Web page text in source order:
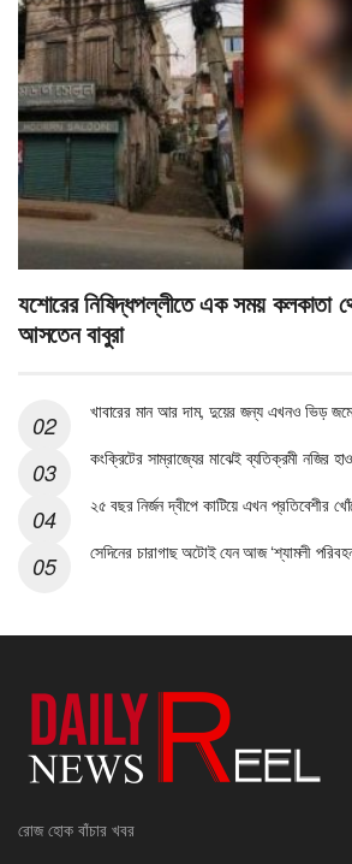
যশোরের নিষিদ্ধপল্লীতে এক সময় কলকাতা
আসতেন বাবুরা
খাবারের মান আর দাম, দুয়ের জন্য এখনও ভিড় জমে
কংক্রিটের সাম্রাজ্যের মাঝেই ব্যতিক্রমী নজির
২৫ বছর নির্জন দ্বীপে কাটিয়ে এখন প্রতিবেশীর
সেদিনের চারাগাছ অটোই যেন আজ ‘শ্যামলী
রোজ হোক বাঁচার খবর